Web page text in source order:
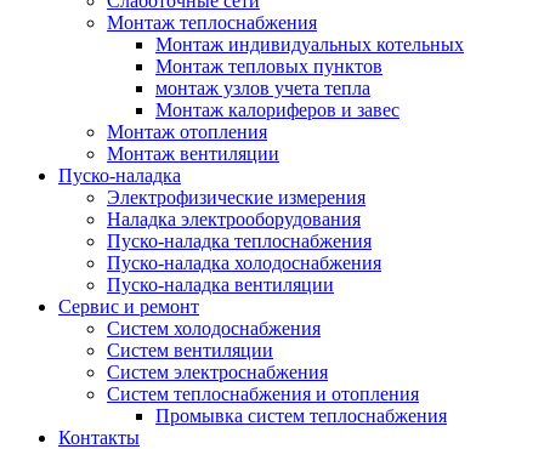
Монтаж теплоснабжения
Монтаж индивидуальных котельных
Монтаж тепловых пунктов
монтаж узлов учета тепла
Монтаж калориферов и завес
Монтаж отопления
Монтаж вентиляции
Пуско-наладка
Электрофизические измерения
Наладка электрооборудования
Пуско-наладка теплоснабжения
Пуско-наладка холодоснабжения
Пуско-наладка вентиляции
Сервис и ремонт
Систем холодоснабжения
Систем вентиляции
Систем электроснабжения
Систем теплоснабжения и отопления
Промывка систем теплоснабжения
Контакты